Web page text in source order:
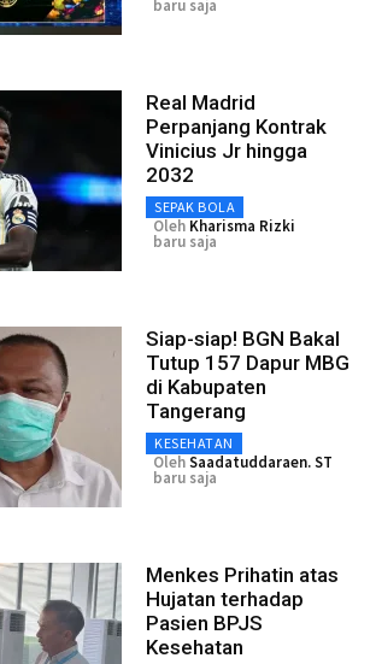
baru saja
Real Madrid
Perpanjang Kontrak
Vinicius Jr hingga
2032
SEPAK BOLA
Oleh Kharisma Rizki
baru saja
Siap-siap! BGN Bakal
Tutup 157 Dapur MBG
di Kabupaten
Tangerang
KESEHATAN
OlehSaadatuddaraen. ST
baru saja
Menkes Prihatin atas
Hujatan terhadap
Pasien BPJS
Kesehatan